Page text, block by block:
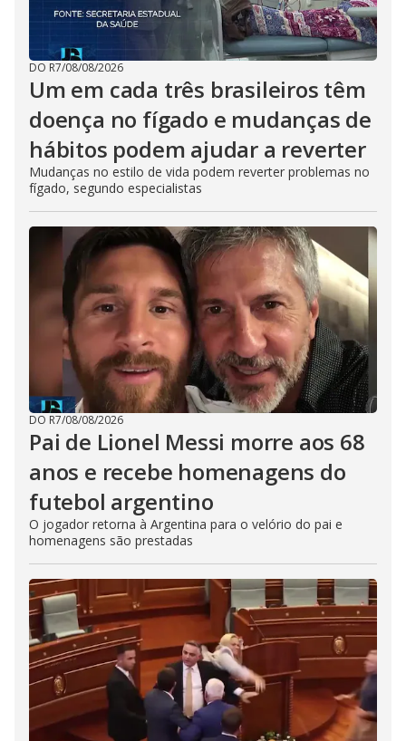
DO R7/08/08/2026
Um em cada três brasileiros têm
doença no fígado e mudanças de
hábitos podem ajudar a reverter
Mudanças no estilo de vida podem reverter problemas no
fígado, segundo especialistas
DO R7/08/08/2026
Pai de Lionel Messi morre aos 68
anos e recebe homenagens do
futebol argentino
O jogador retorna à Argentina para o velório do pai e
homenagens são prestadas